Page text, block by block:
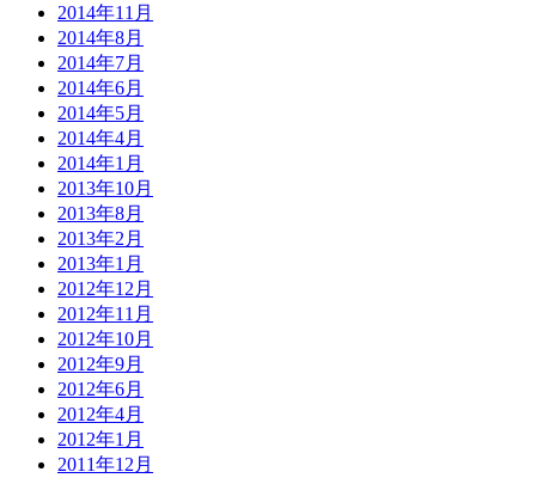
2014年11月
2014年8月
2014年7月
2014年6月
2014年5月
2014年4月
2014年1月
2013年10月
2013年8月
2013年2月
2013年1月
2012年12月
2012年11月
2012年10月
2012年9月
2012年6月
2012年4月
2012年1月
2011年12月